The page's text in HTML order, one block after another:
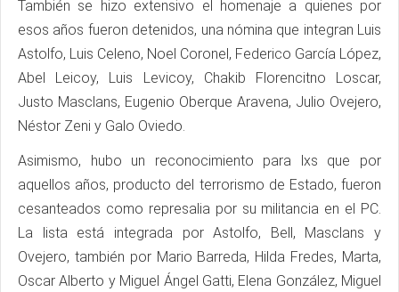
También se hizo extensivo el homenaje a quienes por
esos años fueron detenidos, una nómina que integran Luis
Astolfo, Luis Celeno, Noel Coronel, Federico García López,
Abel Leicoy, Luis Levicoy, Chakib Florencitno Loscar,
Justo Masclans, Eugenio Oberque Aravena, Julio Ovejero,
Néstor Zeni y Galo Oviedo.
Asimismo, hubo un reconocimiento para lxs que por
aquellos años, producto del terrorismo de Estado, fueron
cesanteados como represalia por su militancia en el PC.
La lista está integrada por Astolfo, Bell, Masclans y
Ovejero, también por Mario Barreda, Hilda Fredes, Marta,
Oscar Alberto y Miguel Ángel Gatti, Elena González, Miguel